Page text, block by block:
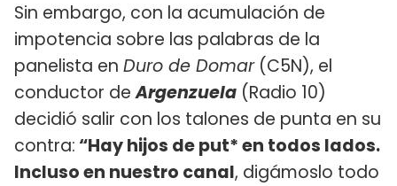
Sin embargo, con la acumulación de
impotencia sobre las palabras de la
panelista en Duro de Domar(C5N), el
conductor deArgenzuela (Radio 10)
decidió salir con los talones de punta en su
contra: “Hay hijos de put* en todos lados.
Incluso en nuestro canal, digámoslo todo